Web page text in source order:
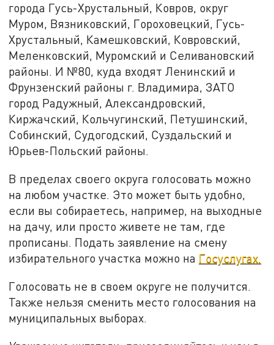
города Гусь-Хрустальный, Ковров, округ
Муром, Вязниковский, Гороховецкий, Гусь-
Хрустальный, Камешковский, Ковровский,
Меленковский, Муромский и Селивановский
районы. И №80, куда входят Ленинский и
Фрунзенский районы г. Владимира, ЗАТО
город Радужный, Александровский,
Киржачский, Кольчугинский, Петушинский,
Собинский, Судогодский, Суздальский и
Юрьев-Польский районы.
В пределах своего округа голосовать можно
на любом участке. Это может быть удобно,
если вы собираетесь, например, на выходные
на дачу, или просто живете не там, где
прописаны. Подать заявление на смену
избирательного участка можно на Госуслугах.
Голосовать не в своем округе не получится.
Также нельзя сменить место голосования на
муниципальных выборах.